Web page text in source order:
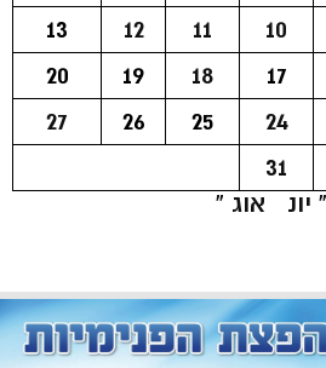
10
11
12
13
17
18
19
20
24
25
26
27
31
« יונ
אוג »